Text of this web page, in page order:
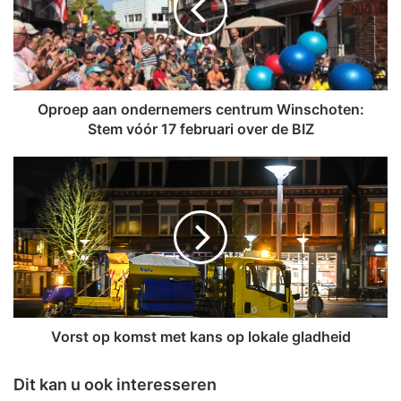
e
p
a
n
m
e
r
s
r
Oproep aan ondernemers centrum Winschoten:
Stem vóór 17 februari over de BIZ
t
o
p
k
o
m
Vorst op komst met kans op lokale gladheid
Dit kan u ook interesseren